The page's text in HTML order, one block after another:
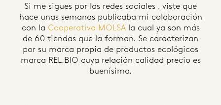
Si me sigues por las redes sociales , viste que
hace unas semanas publicaba mi colaboración
con la Cooperativa MOLSAla cual ya son más
de 60 tiendas que la forman. Se caracterizan
por su marca propia de productos ecológicos
marca REL.BIO cuya relación calidad precio es
buenísima.